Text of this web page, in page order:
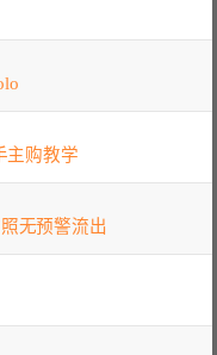
主购教学
无预警流出